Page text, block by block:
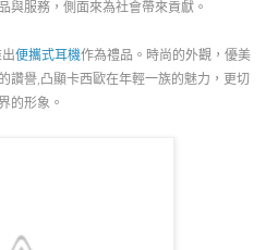
與服務，側面來為社會帶來貢獻。
便攜式耳機作為禮品。時尚的外觀，優美
讚譽,凸顯卡西歐在年輕一族的魅力，更切
的形象。